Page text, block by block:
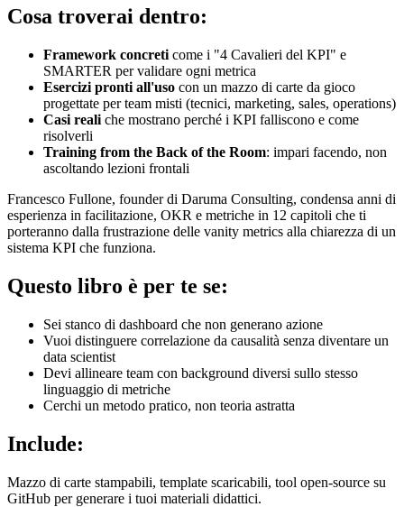
Cosa troverai dentro:
Framework concreti come i "4 Cavalieri del KPI" e
SMARTER per validare ogni metrica
Esercizi pronti all'uso con un mazzo di carte da gioco
progettate per team misti (tecnici, marketing, sales, operations)
Casi reali che mostrano perché i KPI falliscono e come
risolverli
Training from the Back of the Room: impari facendo, non
ascoltando lezioni frontali
Francesco Fullone, founder di Daruma Consulting, condensa anni di
esperienza in facilitazione, OKR e metriche in 12 capitoli che ti
porteranno dalla frustrazione delle vanity metrics alla chiarezza di un
sistema KPI che funziona.
Questo libro è per te se:
Sei stanco di dashboard che non generano azione
Vuoi distinguere correlazione da causalità senza diventare un
data scientist
Devi allineare team con background diversi sullo stesso
linguaggio di metriche
Cerchi un metodo pratico, non teoria astratta
Include:
Mazzo di carte stampabili, template scaricabili, tool open-source su
GitHub per generare i tuoi materiali didattici.